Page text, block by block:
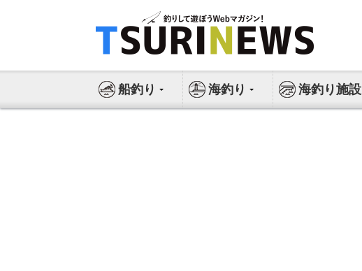
ス
船釣り 海釣り 海釣り施設